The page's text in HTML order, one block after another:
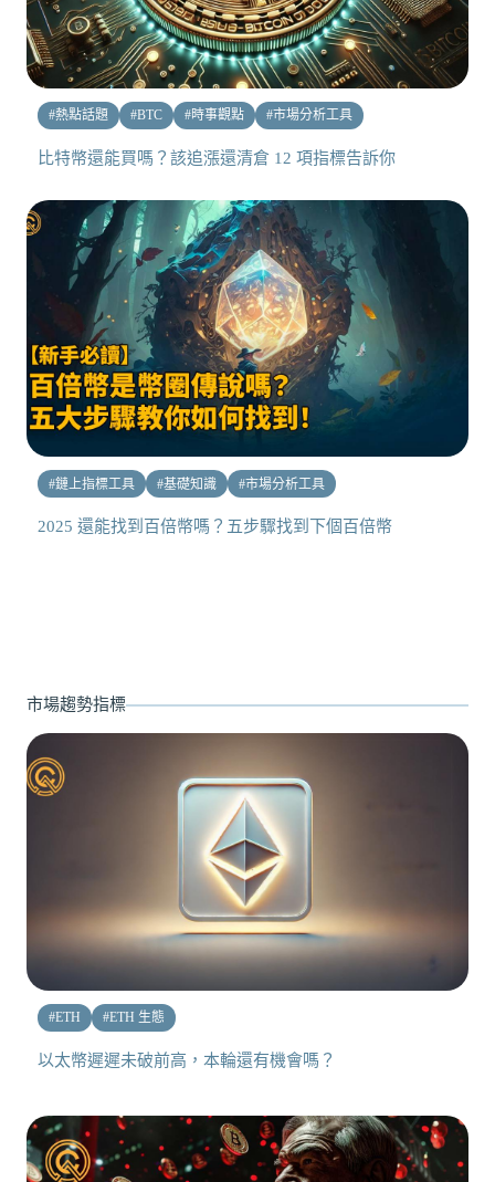
#熱點話題 #BTC #時事觀點 #市場分析工具
比特幣還能買嗎？該追漲還清倉 12 項指標告訴你
#鏈上指標工具 #基礎知識 #市場分析工具
2025 還能找到百倍幣嗎？五步驟找到下個百倍幣
市場趨勢指標
#ETH #ETH 生態
以太幣遲遲未破前高，本輪還有機會嗎？